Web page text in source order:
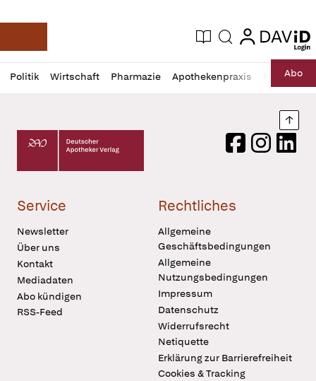
Deutsche Apotheker Zeitung
Aktuelle Ausgabe
Suche login
login
Politik Wirtschaft Pharmazie Apothekenpraxis RechtAbo
Profil
öffnen
Daz
Pur
Deutscher Apotheker Verlag Logo
FacebookInstagram
Service
Newsletter
Über uns
Kontakt
Mediadaten
Abo kündigen
RSS-Feed
Rechtliches
Allgemeine
Geschäftsbedingungen
Allgemeine
Nutzungsbedingungen
Impressum
Datenschutz
Widerrufsrecht
Netiquette
Erklärung zur Barrierefreiheit
Cookies & Tracking